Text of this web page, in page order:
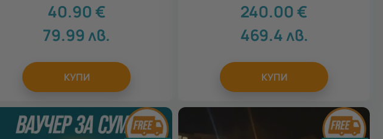
40.90€
79.99лв.
КУПИ
240.00€
469.4лв.
КУПИ